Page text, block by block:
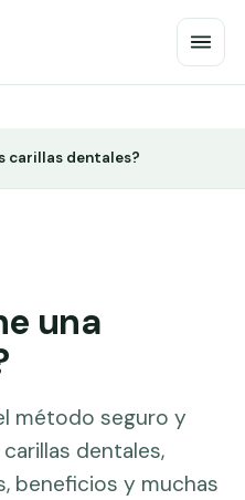
carillas dentales?
una
método seguro y
dentales,
beneficios y muchas